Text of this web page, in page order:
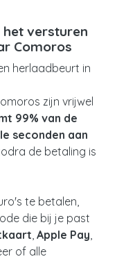
versturen
Comoros
herlaadbeurt in
zijn vrijwel
99% van de
seconden aan
de betaling is
te betalen,
die bij je past
Apple Pay
of alle